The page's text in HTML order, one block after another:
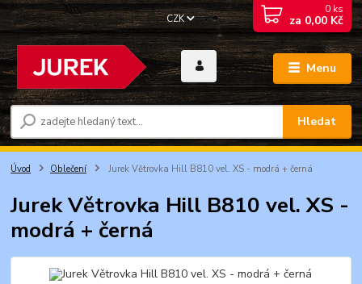
Menu
CZK
Hledat
0 ks
za 0,00 Kč
Úvod Oblečení Jurek Větrovka Hill B810 vel. XS - modrá + černá
Jurek Větrovka Hill B810 vel. XS -
modrá + černá